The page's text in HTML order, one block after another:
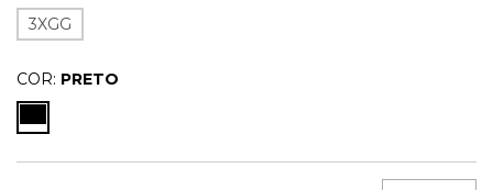
3XGG
COR: PRETO